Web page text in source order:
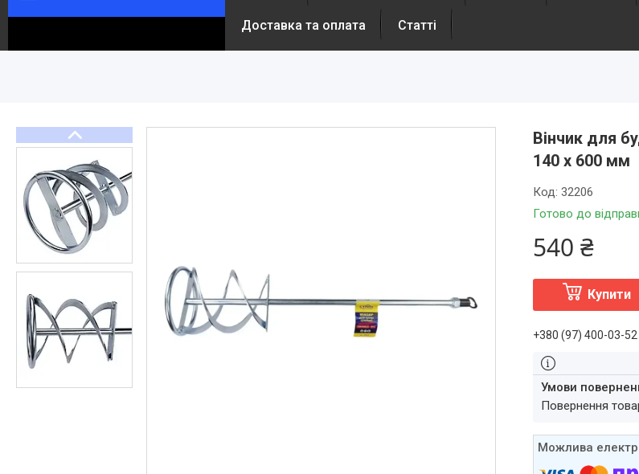
Доставка та оплата Статті
Вінчик для
140 х 600 мм
Готово до
Код: 32206
540 ₴
Купити
+380 (97) 400-03-52
повернення